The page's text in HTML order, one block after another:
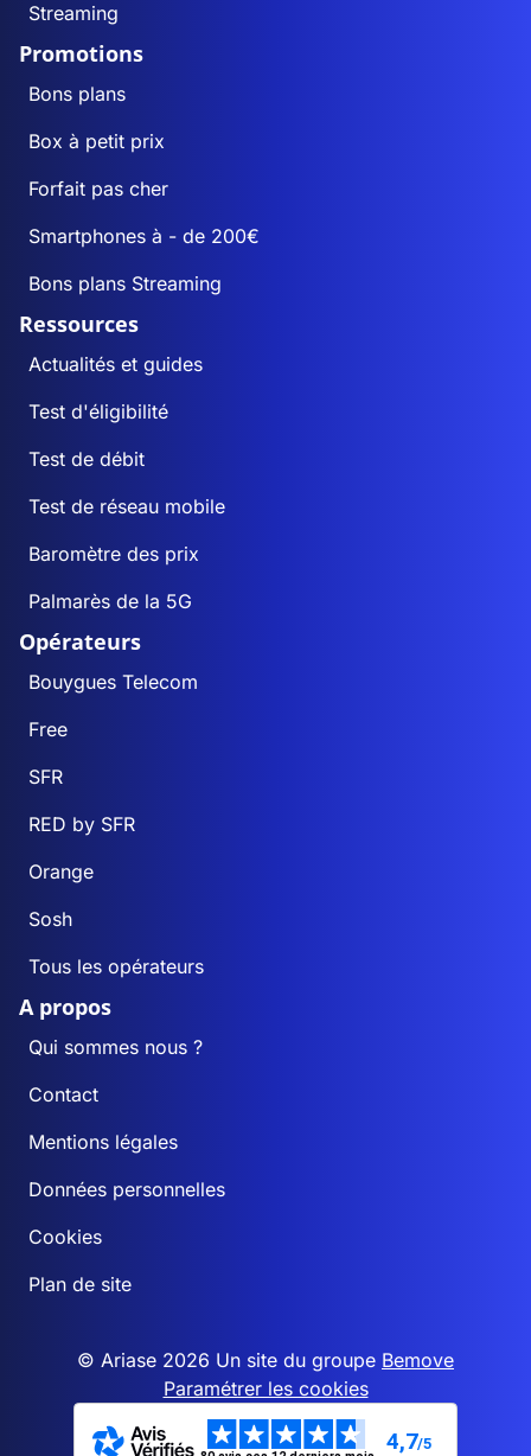
Streaming
Promotions
Bons plans
Box à petit prix
Forfait pas cher
Smartphones à - de 200€
Bons plans Streaming
Ressources
Actualités et guides
Test d'éligibilité
Test de débit
Test de réseau mobile
Baromètre des prix
Palmarès de la 5G
Opérateurs
Bouygues Telecom
Free
SFR
RED by SFR
Orange
Sosh
Tous les opérateurs
A propos
Qui sommes nous ?
Contact
Mentions légales
Données personnelles
Cookies
Plan de site
© Ariase 2026 Un site du groupe Bemove
Paramétrer les cookies
4,7/5